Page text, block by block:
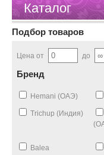
Каталог
Подбор товаров
Цена от до
Бренд
Hemani (ОАЭ)
Trichup (Индия)
Balea